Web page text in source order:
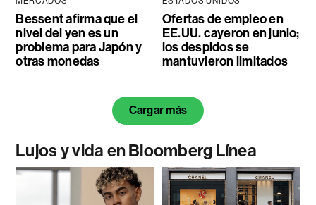
Bessent afirma que el
nivel del yen es un
problema para Japón y
otras monedas
Ofertas de empleo en
EE.UU. cayeron en junio;
los despidos se
mantuvieron limitados
Cargar más
Lujos y vida en Bloomberg Línea